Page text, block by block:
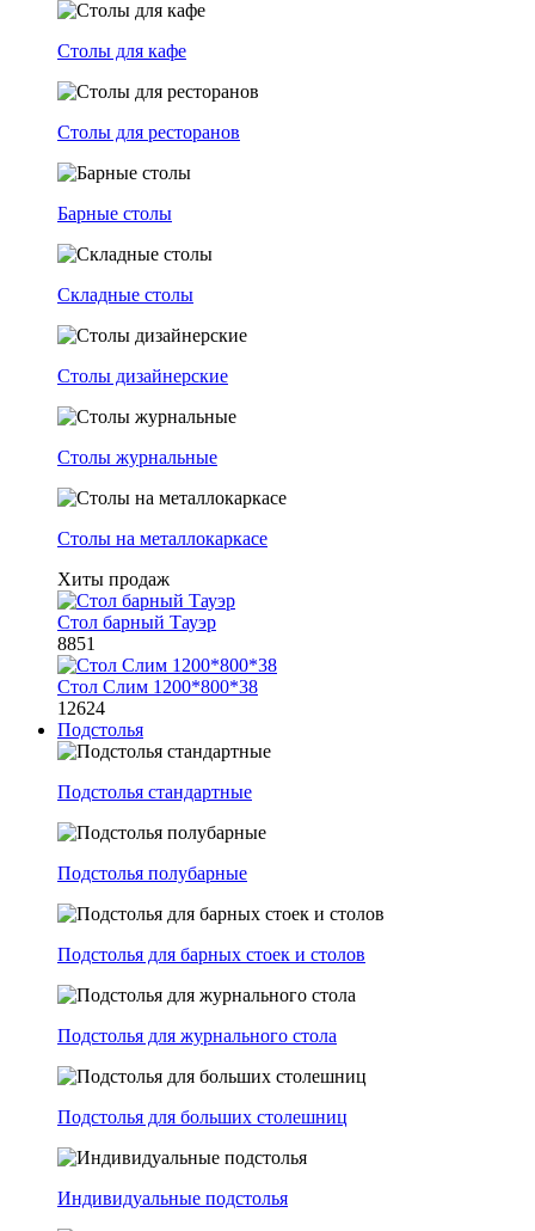
Столы для кафе
Столы для ресторанов
Барные столы
Складные столы
Столы дизайнерские
Столы журнальные
Столы на металлокаркасе
Хиты продаж
Стол барный Тауэр
8851
Стол Слим 1200*800*38
12624
Подстолья
Подстолья стандартные
Подстолья полубарные
Подстолья для барных стоек и столов
Подстолья для журнального стола
Подстолья для больших столешниц
Индивидуальные подстолья